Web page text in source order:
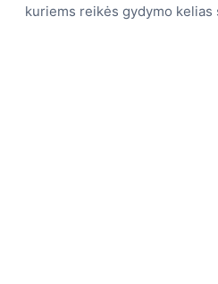
kuriems reikės gydymo kelias